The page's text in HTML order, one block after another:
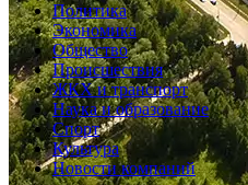
Политика
Экономика
Общество
Происшествия
ЖКХ и транспорт
Наука и образование
Спорт
Культура
Новости компаний